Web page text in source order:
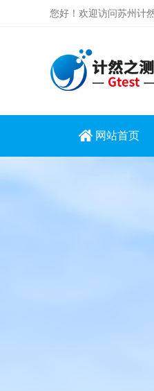
您好！欢迎访问苏州计
网站首页